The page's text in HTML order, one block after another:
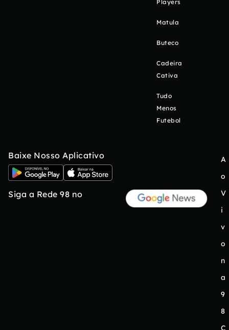
Players
Matula
Buteco
Cadeira
Cativa
Tudo
Menos
Futebol
Baixe Nosso Aplicativo
Siga a Rede 98 no
A
o
V
i
v
o
n
a
9
8
C